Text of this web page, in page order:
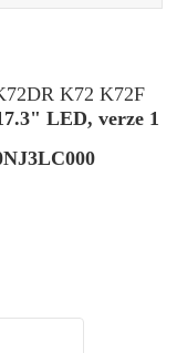
K72 K72F
LED, verze 1